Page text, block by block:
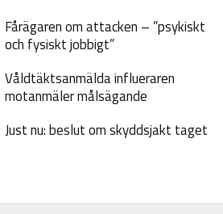
Fårägaren om attacken – ”psykiskt
och fysiskt jobbigt”
Våldtäktsanmälda influeraren
motanmäler målsägande
Just nu: beslut om skyddsjakt taget